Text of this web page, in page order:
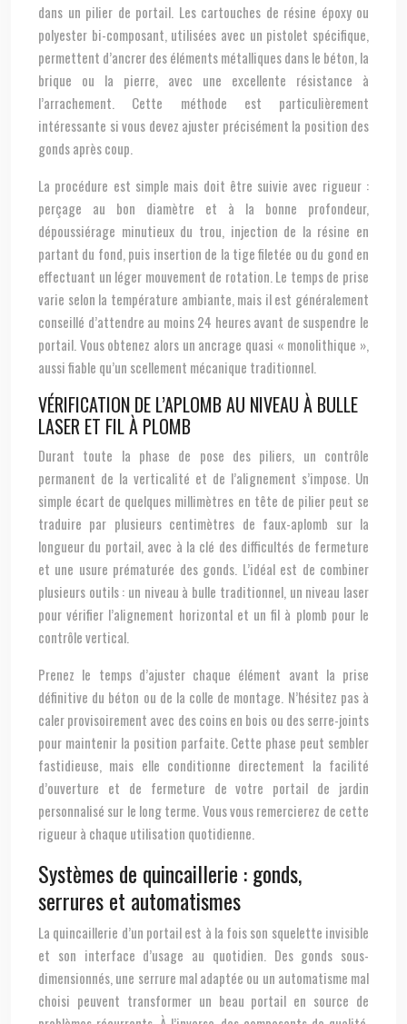
dans un pilier de portail. Les cartouches de résine époxy ou
polyester bi-composant, utilisées avec un pistolet spécifique,
permettent d’ancrer des éléments métalliques dans le béton, la
brique ou la pierre, avec une excellente résistance à
l’arrachement. Cette méthode est particulièrement
intéressante si vous devez ajuster précisément la position des
gonds après coup.
La procédure est simple mais doit être suivie avec rigueur :
perçage au bon diamètre et à la bonne profondeur,
dépoussiérage minutieux du trou, injection de la résine en
partant du fond, puis insertion de la tige filetée ou du gond en
effectuant un léger mouvement de rotation. Le temps de prise
varie selon la température ambiante, mais il est généralement
conseillé d’attendre au moins 24 heures avant de suspendre le
portail. Vous obtenez alors un ancrage quasi « monolithique »,
aussi fiable qu’un scellement mécanique traditionnel.
VÉRIFICATION DE L’APLOMB AU NIVEAU À BULLE
LASER ET FIL À PLOMB
Durant toute la phase de pose des piliers, un contrôle
permanent de la verticalité et de l’alignement s’impose. Un
simple écart de quelques millimètres en tête de pilier peut se
traduire par plusieurs centimètres de faux-aplomb sur la
longueur du portail, avec à la clé des difficultés de fermeture
et une usure prématurée des gonds. L’idéal est de combiner
plusieurs outils : un niveau à bulle traditionnel, un niveau laser
pour vérifier l’alignement horizontal et un fil à plomb pour le
contrôle vertical.
Prenez le temps d’ajuster chaque élément avant la prise
définitive du béton ou de la colle de montage. N’hésitez pas à
caler provisoirement avec des coins en bois ou des serre-joints
pour maintenir la position parfaite. Cette phase peut sembler
fastidieuse, mais elle conditionne directement la facilité
d’ouverture et de fermeture de votre portail de jardin
personnalisé sur le long terme. Vous vous remercierez de cette
rigueur à chaque utilisation quotidienne.
Systèmes de quincaillerie : gonds,
serrures et automatismes
La quincaillerie d’un portail est à la fois son squelette invisible
et son interface d’usage au quotidien. Des gonds sous-
dimensionnés, une serrure mal adaptée ou un automatisme mal
choisi peuvent transformer un beau portail en source de